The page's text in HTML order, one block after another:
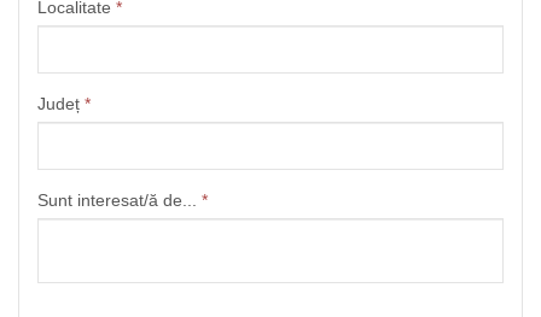
Localitate *
Județ *
Sunt interesat/ă de... *